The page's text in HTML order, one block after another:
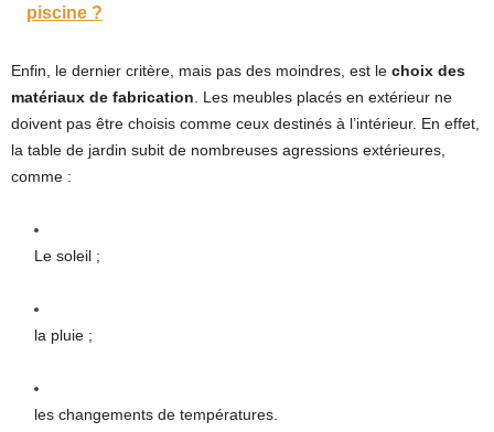
piscine ?
Enfin, le dernier critère, mais pas des moindres, est le choix des
matériaux de fabrication . Les meubles placés en extérieur ne
doivent pas être choisis comme ceux destinés à l’intérieur. En effet,
la table de jardin subit de nombreuses agressions extérieures,
comme :
Le soleil ;
la pluie ;
les changements de températures.